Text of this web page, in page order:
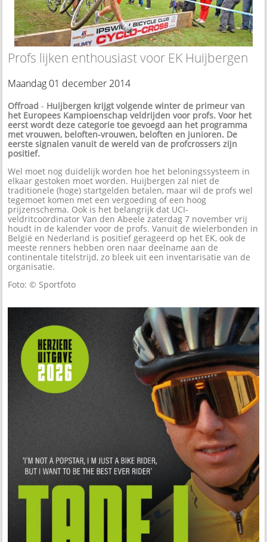
Profs lijken enthousiast voor EK Huijbergen
Maandag 01 december 2014
Offroad - Huijbergen krijgt volgende winter de primeur van
het Europees Kampioenschap veldrijden voor profs. Voor het
eerst wordt deze categorie toe gevoegd aan het programma
met vrouwen, beloften-vrouwen, beloften en junioren. De
eerste signalen vanuit de wereld van de profcrossers zijn
positief.
Wel moet nog duidelijk worden hoe het beloningssysteem in
elkaar gestoken moet worden. Huijbergen zal niet de
traditionele (hoge) startgelden betalen, maar wil de profs wel
tegemoet komen met een vergoeding of een hoog
prijzenschema. Ook is het belangrijk dat UCI-
veldritcoördinator Van den Abeele zaterdag 7 november vrij
houdt in de kalender voor de profs. Vanuit de wielerbonden in
België en Nederland is positief gerageerd op het EK, ook de
meeste renners hebben oren naar deelname aan de
continentale titelstrijd, zo bleek uit een inventarisatie van de
organisatie.
Foto: © Sportfoto